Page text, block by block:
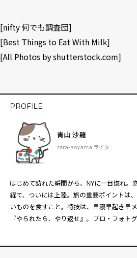
[nifty 何でも調査団]
[Best Things to Eat With Milk]
[All Photos byshutterstock.com]
PROFILE
青山 沙羅
sara-aoyama ライター
はじめて訪れた瞬間から、NYに一目惚れ。
経て、ついには上陸。旅の重要ポイントは
いものを食すこと。特技は、早寝早起き早
『やられたら、やり返せ』。プロ・フォト